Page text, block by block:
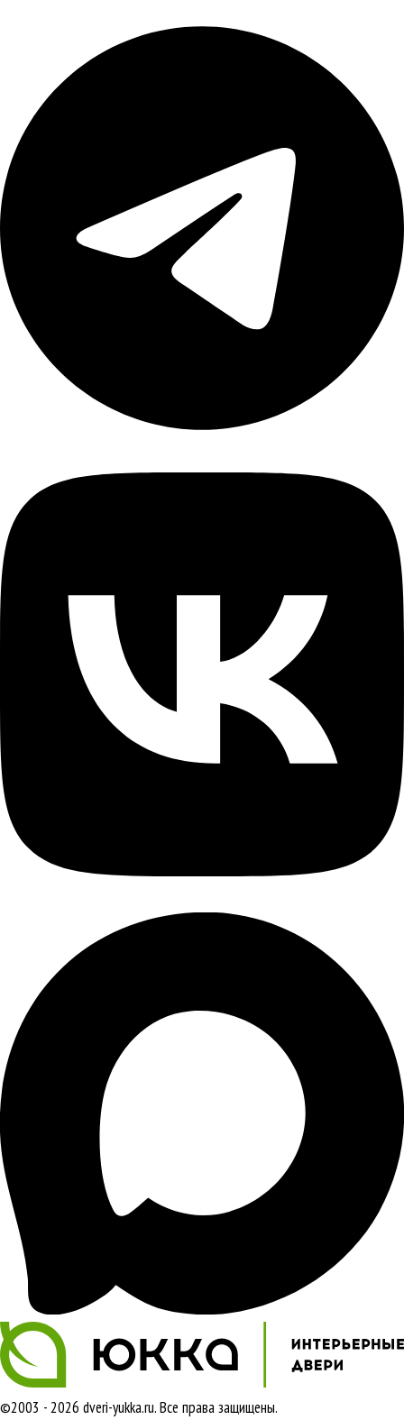
©2003 - 2026 dveri-yukka.ru. Все права защищены.